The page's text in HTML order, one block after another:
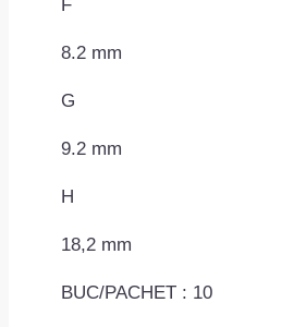
F
8.2 mm
G
9.2 mm
H
18,2 mm
BUC/PACHET : 10